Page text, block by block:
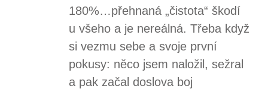
180%…přehnaná „čistota“ škodí
u všeho a je nereálná. Třeba když
si vezmu sebe a svoje první
pokusy: něco jsem naložil, sežral
a pak začal doslova boj